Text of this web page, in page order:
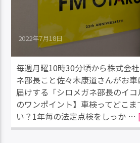
2022年7月18日
毎週月曜10時30分頃から株式会
ネ部長こと佐々木康道さんがお
届けする「シロメガネ部長のイ
のワンポイント】車検ってどこ
い？1年毎の法定点検をしっか …